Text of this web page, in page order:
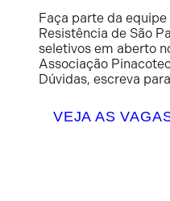
Faça parte da
Resistência de São
seletivos em aberto
Associação
Dúvidas, escreva para
VEJA AS